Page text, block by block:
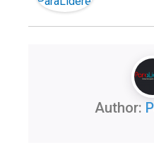
Author: